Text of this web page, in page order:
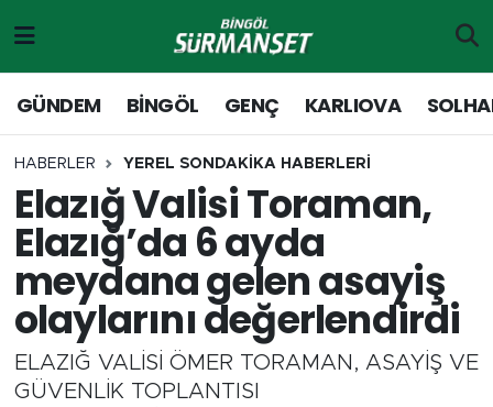
GÜNDEM BİNGÖL GENÇ KARLIOVA
HABERLER YEREL SONDAKİKA HABERLERİ
Elazığ Valisi Toraman,
Elazığ’da 6 ayda
meydana gelen asayiş
olaylarını değerlendirdi
ELAZIĞ VALİSİ ÖMER TORAMAN, ASAYİŞ VE
GÜVENLİK TOPLANTISI
Genç
Solhan
Karlıova
Adaklı-Kiğı
Yayladere-Yedisu
Merkez Hava Durumu
Merkez Trafik Yoğunluk Haritası
Süper Lig Puan Durumu ve Fikstür
Tüm Manşetler
Son Dakika Haberleri